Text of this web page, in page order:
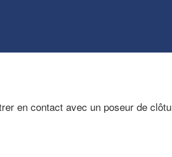
en contact avec un poseur de